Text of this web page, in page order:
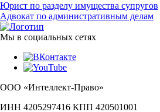
Юрист по разделу имущества супругов
Адвокат по административным делам
Мы в социальных сетях
ООО «Интеллект-Право»
ИНН 4205297416 КПП 420501001